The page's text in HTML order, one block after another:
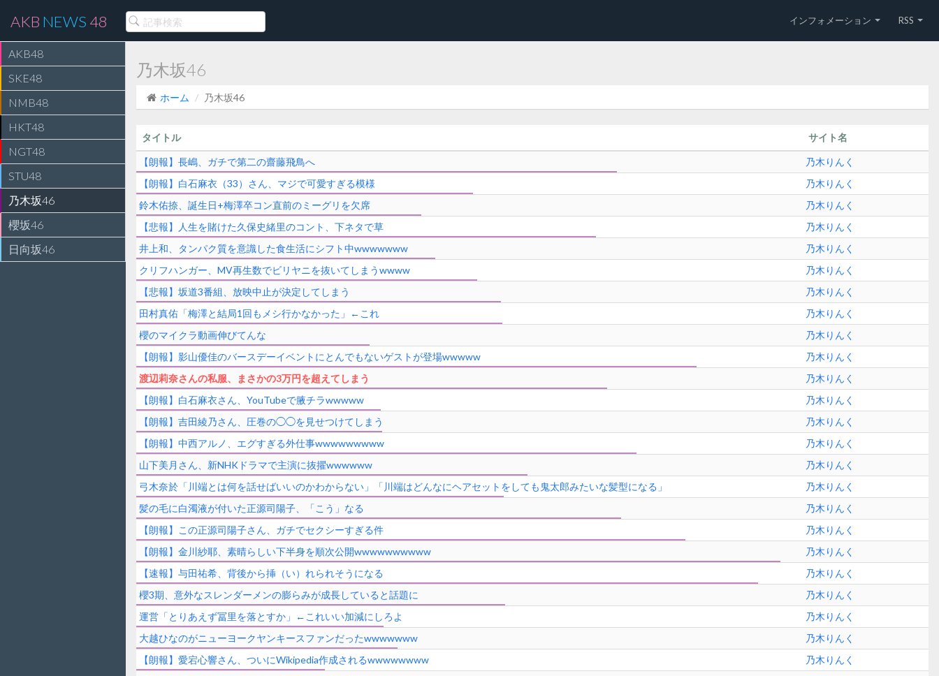
AKB NEWS 48 インフォメーション RSS
AKB48
SKE48
NMB48
HKT48
NGT48
STU48
乃木坂46
櫻坂46
日向坂46
乃木坂46
ホーム 乃木坂46
タイトル サイト名
【朗報】長嶋、ガチで第二の齋藤飛鳥へ
乃木りんく
【朗報】白石麻衣（33）さん、マジで可愛すぎる模様
乃木りんく
鈴木佑捺、誕生日+梅澤卒コン直前のミーグリを欠席
乃木りんく
【悲報】人生を賭けた久保史緒里のコント、下ネタで草
乃木りんく
井上和、タンパク質を意識した食生活にシフト中wwwwwww
乃木りんく
クリフハンガー、MV再生数でビリヤニを抜いてしまうwwww
乃木りんく
【悲報】坂道3番組、放映中止が決定してしまう
乃木りんく
田村真佑「梅澤と結局1回もメシ行かなかった」←これ
乃木りんく
櫻のマイクラ動画伸びてんな
乃木りんく
【朗報】影山優佳のバースデーイベントにとんでもないゲストが登場wwwww
乃木りんく
渡辺莉奈さんの私服、まさかの3万円を超えてしまう
乃木りんく
【朗報】白石麻衣さん、YouTubeで腋チラwwwww
乃木りんく
【朗報】吉田綾乃さん、圧巻の◯◯を見せつけてしまう
乃木りんく
【朗報】中西アルノ、エグすぎる外仕事wwwwwwwww
乃木りんく
山下美月さん、新NHKドラマで主演に抜擢wwwwww
乃木りんく
弓木奈於「川端とは何を話せばいいのかわからない」「川端はどんなにヘアセットをしても鬼太郎みたいな髪型になる」
乃木りんく
髪の毛に白濁液が付いた正源司陽子、「こう」なる
乃木りんく
【朗報】この正源司陽子さん、ガチでセクシーすぎる件
乃木りんく
【朗報】金川紗耶、素晴らしい下半身を順次公開wwwwwwwwww
乃木りんく
【速報】与田祐希、背後から挿（い）れられそうになる
乃木りんく
櫻3期、意外なスレンダーメンの膨らみが成長していると話題に
乃木りんく
運営「とりあえず冨里を落とすか」←これいい加減にしろよ
乃木りんく
大越ひなのがニューヨークヤンキースファンだったwwwwwww
乃木りんく
【朗報】愛宕心響さん、ついにWikipedia作成されるwwwwwwww
乃木りんく